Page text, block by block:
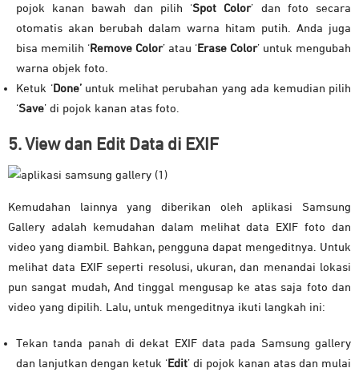
pojok kanan bawah dan pilih ‘Spot Color’ dan foto secara
otomatis akan berubah dalam warna hitam putih. Anda juga
bisa memilih ‘Remove Color’ atau ‘Erase Color’ untuk mengubah
warna objek foto.
Ketuk ‘Done’ untuk melihat perubahan yang ada kemudian pilih
‘Save’ di pojok kanan atas foto.
5. View dan Edit Data di EXIF
Kemudahan lainnya yang diberikan oleh aplikasi Samsung
Gallery adalah kemudahan dalam melihat data EXIF foto dan
video yang diambil. Bahkan, pengguna dapat mengeditnya. Untuk
melihat data EXIF seperti resolusi, ukuran, dan menandai lokasi
pun sangat mudah, And tinggal mengusap ke atas saja foto dan
video yang dipilih. Lalu, untuk mengeditnya ikuti langkah ini:
Tekan tanda panah di dekat EXIF data pada Samsung gallery
dan lanjutkan dengan ketuk ‘Edit’ di pojok kanan atas dan mulai